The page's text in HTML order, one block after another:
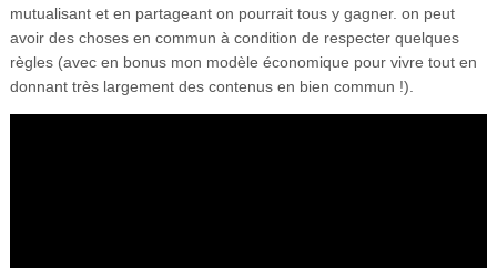
Vidéos
S’inscrire
mutualisant et en partageant on pourrait tous y gagner. on peut
avoir des choses en commun à condition de respecter quelques
règles (avec en bonus mon modèle économique pour vivre tout en
donnant très largement des contenus en bien commun !).